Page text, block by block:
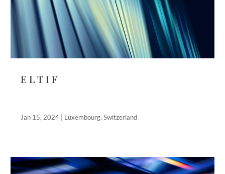
E L T I F
Jan 15, 2024 Luxembourg,Switzerland